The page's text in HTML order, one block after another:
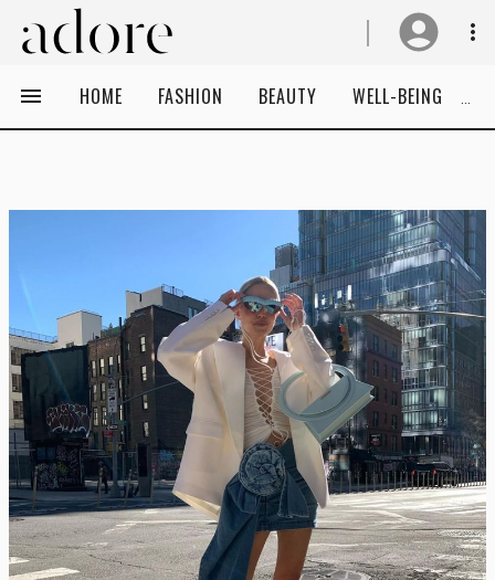
HOME FASHION BEAUTY WELL-BEING